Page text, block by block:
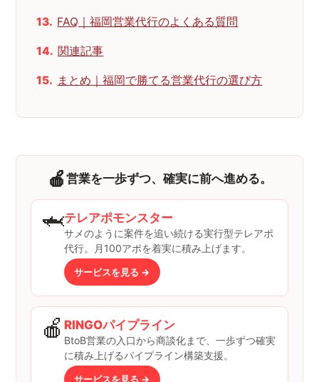
FAQ｜福岡営業代行のよくある質問
関連記事
まとめ｜福岡で勝てる営業代行の選び方
🍎 営業を一歩ずつ、確実に前へ進める。
🦈テレアポモンスター
サメのように案件を追い続ける実行型テレアポ
代行。月100アポを着実に積み上げます。
サービスを見る →
🍎 RINGOパイプライン
BtoB営業の入口から商談化まで、一歩ずつ確実
に積み上げるパイプライン構築支援。
サービスを見る →